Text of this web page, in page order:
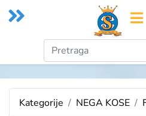
Kategorije NEGA KOSE